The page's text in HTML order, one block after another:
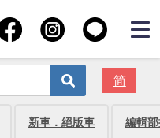
简
新車．絕版車 編輯